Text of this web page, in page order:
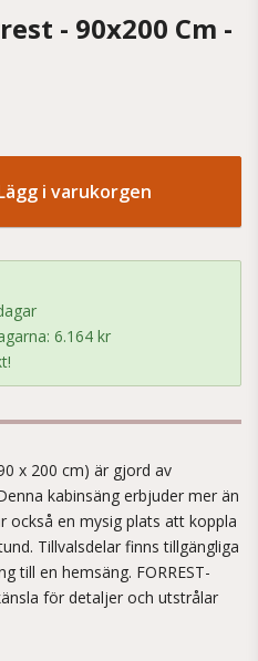
- 90x200 Cm -
i varukorgen
6.164 kr
x 200 cm) är gjord av
kabinsäng erbjuder mer än
också en mysig plats att koppla
Tillvalsdelar finns tillgängliga
till en hemsäng. FORREST-
för detaljer och utstrålar